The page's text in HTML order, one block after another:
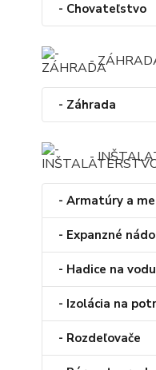
- Chovateľstvo
-
- Záhrada
-
- Armatúry a
- Expanzné
- Hadice na
- Izolácia na
- Rozdeľovače